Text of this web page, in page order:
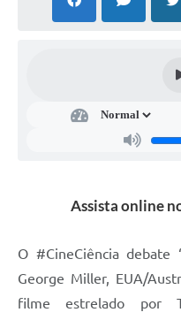
Súmulas Administrativas
Credenciamento Feirantes
Concursos
Assista online
O #CineCiência debate
George Miller, EUA/
filme estrelado por